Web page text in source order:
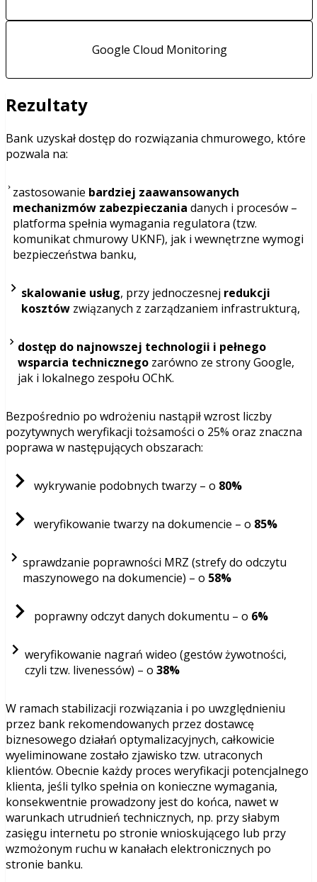
Google Cloud Monitoring
Rezultaty
Bank uzyskał dostęp do rozwiązania chmurowego, które
pozwala na:
zastosowanie bardziej zaawansowanych
mechanizmów zabezpieczania danych i procesów –
platforma spełnia wymagania regulatora (tzw.
komunikat chmurowy UKNF), jak i wewnętrzne wymogi
bezpieczeństwa banku,
skalowanie usług, przy jednoczesnej redukcji
kosztówzwiązanych z zarządzaniem infrastrukturą,
dostęp do najnowszej technologii i pełnego
wsparcia technicznego zarówno ze strony Google,
jak i lokalnego zespołu OChK.
Bezpośrednio po wdrożeniu nastąpił wzrost liczby
pozytywnych weryfikacji tożsamości o 25% oraz znaczna
poprawa w następujących obszarach:
wykrywanie podobnych twarzy – o 80%
weryfikowanie twarzy na dokumencie – o 85%
sprawdzanie poprawności MRZ (strefy do odczytu
maszynowego na dokumencie) – o 58%
poprawny odczyt danych dokumentu – o 6%
weryfikowanie nagrań wideo (gestów żywotności,
czyli tzw. livenessów) – o38%
W ramach stabilizacji rozwiązania i po uwzględnieniu
przez bank rekomendowanych przez dostawcę
biznesowego działań optymalizacyjnych, całkowicie
wyeliminowane zostało zjawisko tzw. utraconych
klientów. Obecnie każdy proces weryfikacji potencjalnego
klienta, jeśli tylko spełnia on konieczne wymagania,
konsekwentnie prowadzony jest do końca, nawet w
warunkach utrudnień technicznych, np. przy słabym
zasięgu internetu po stronie wnioskującego lub przy
wzmożonym ruchu w kanałach elektronicznych po
stronie banku.